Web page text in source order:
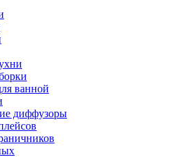
ванной
диффузоры